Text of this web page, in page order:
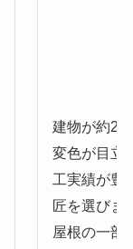
建物が約20
変色が目立
工実績が豊
匠を選びま
屋根の一部